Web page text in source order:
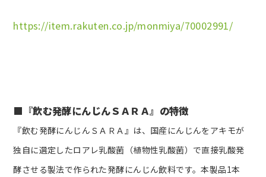
https://item.rakuten.co.jp/monmiya/70002991/
■『飲む発酵にんじんＳＡＲＡ』の特徴
『飲む発酵にんじんＳＡＲＡ』は、国産にんじんをアキモが
独自に選定したロアレ乳酸菌（植物性乳酸菌）で直接乳酸発
酵させる製法で作られた発酵にんじん飲料です。本製品1本